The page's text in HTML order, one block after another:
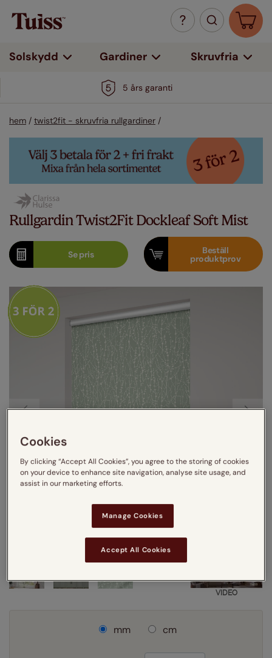
Solskydd Gardiner Skruvfria
5 års garanti
hem / twist2fit - skruvfria rullgardiner /
Rullgardin Twist2Fit Dockleaf Soft Mist
Sepris Beställ
produktprov
VIDEO
mm cm
Cookies
By clicking “Accept All Cookies”, you agree to the storing of cookies
on your device to enhance site navigation, analyse site usage, and
assist in our marketing efforts.
Manage Cookies
Accept All Cookies